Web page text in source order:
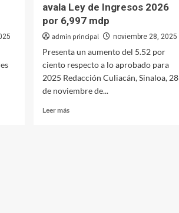
avala Ley de Ingresos 2026
por 6,997 mdp
admin principal noviembre 28, 2025
Presenta un aumento del 5.52 por
ciento respecto a lo aprobado para
2025 Redacción Culiacán, Sinaloa, 28
de noviembre de...
Leer másLeer